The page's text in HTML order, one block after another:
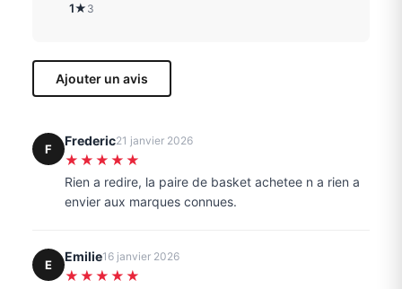
1★ 3
Ajouter un avis
F
Frederic21 janvier 2026
★★★★★
Rien a redire, la paire de basket achetee n a rien a
envier aux marques connues.
E
Emilie16 janvier 2026
★★★★★